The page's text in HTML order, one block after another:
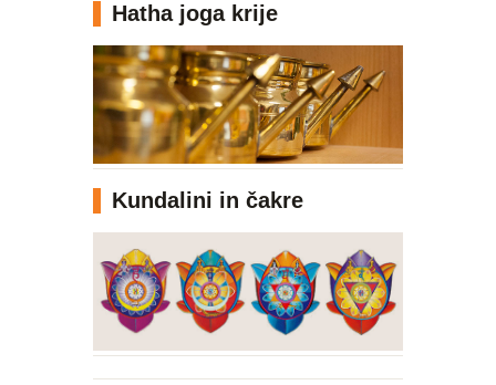
Hatha joga krije
Kundalini in čakre